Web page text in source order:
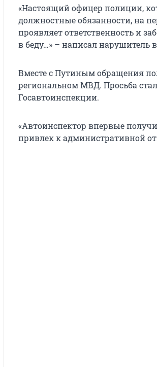
«Настоящий офицер полиции,
должностные обязанности, на
проявляет ответственность и
в беду…» – написал нарушитель
Вместе с Путиным обращения
региональном МВД. Просьба
Госавтоинспекции.
«Автоинспектор впервые
привлек к административной